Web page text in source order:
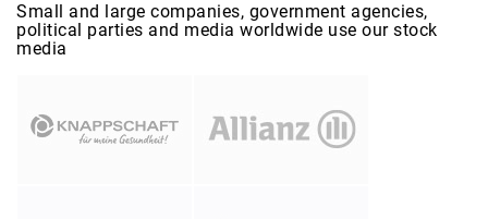
Small and large companies, government agencies,
political parties and media worldwide use our stock
media